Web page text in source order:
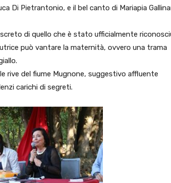
Di Pietrantonio, e il bel canto di Mariapia
di quello che è stato ufficialmente
può vantare la maternità, ovvero una trama
rive del fiume Mugnone, suggestivo affluente
carichi di segreti.